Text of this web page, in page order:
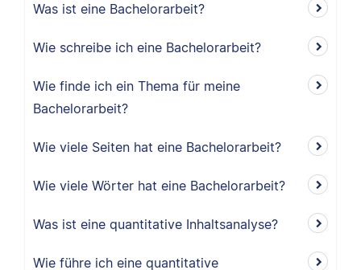
Was ist eine Bachelorarbeit?
Wie schreibe ich eine Bachelorarbeit?
Wie finde ich ein Thema für meine
Bachelorarbeit?
Wie viele Seiten hat eine Bachelorarbeit?
Wie viele Wörter hat eine Bachelorarbeit?
Was ist eine quantitative Inhaltsanalyse?
Wie führe ich eine quantitative